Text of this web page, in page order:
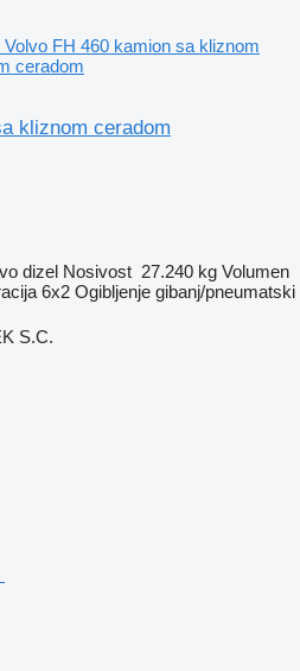
Volvo FH 460 kamion sa kliznom
ceradom
kliznom ceradom
dizel Nosivost 27.240 kg Volumen
6x2 Ogibljenje gibanj/pneumatski
S.C.